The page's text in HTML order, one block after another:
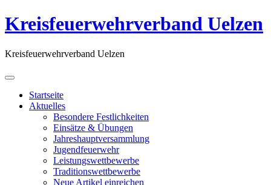
Kreisfeuerwehrverband Uelzen
Kreisfeuerwehrverband Uelzen
Startseite
Aktuelles
Besondere Festlichkeiten
Einsätze & Übungen
Jahreshauptversammlung
Jugendfeuerwehr
Leistungswettbewerbe
Traditionswettbewerbe
Neue Artikel einreichen